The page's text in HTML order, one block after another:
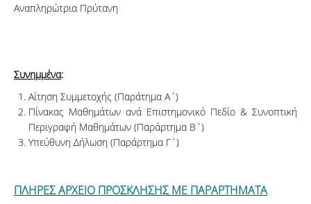
Αναπληρώτρια Πρύτανη
Συνημμένα:
Αίτηση Συμμετοχής (Παράτημα Α΄)
Πίνακας Μαθημάτων ανά Επιστημονικό Πεδίο & Συνοπτική
Περιγραφή Μαθημάτων (Παράρτημα Β΄)
Υπεύθυνη Δήλωση (Παράρτημα Γ΄)
ΠΛΗΡΕΣ ΑΡΧΕΙΟ ΠΡΟΣΚΛΗΣΗΣ ΜΕ ΠΑΡΑΡΤΗΜΑΤΑ